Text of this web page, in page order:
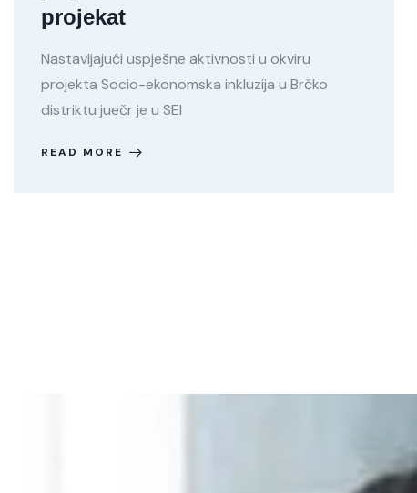
projekat
Nastavljajući uspješne aktivnosti u okviru
projekta Socio-ekonomska inkluzija u Brčko
distriktu juečr je u SEI
READ MORE